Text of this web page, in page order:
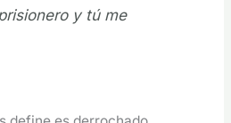
y tú me